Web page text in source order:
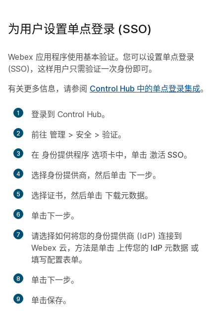
为用户设置单点登录 (SSO)
Webex 应用程序使用基本验证。您可以设置单点登录
(SSO)，这样用户只需验证一次身份即可。
有关更多信息，请参阅 Control Hub 中的单点登录集成。
1 登录到 Control Hub。
2 前往 管理 > 安全 > 验证。
3 在 身份提供程序 选项卡中，单击 激活 SSO。
4 选择身份提供商，然后单击 下一步。
5 选择证书，然后单击 下载元数据。
6 单击下一步。
7
请选择如何将您的身份提供商 (IdP) 连接到
Webex 云，方法是单击 上传您的 IdP 元数据 或
填写配置表单。
8 单击下一步。
9 单击保存。